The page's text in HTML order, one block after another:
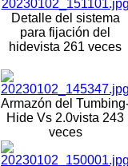
Detalle del sistema
para fijación del
hidevista 261 veces
Armazón del
Hide Vs 2.0vista 243
veces